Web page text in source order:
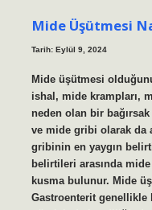
Mide Üşütmesi
Tarih: Eylül 9, 2024
Mide üşütmesi
ishal, mide krampları,
neden olan bir
ve mide gribi olarak da
gribinin en yaygın
belirtileri arasında mide
kusma bulunur. Mide
Gastroenterit